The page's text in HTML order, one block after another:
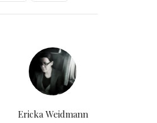
Ericka Weidmann